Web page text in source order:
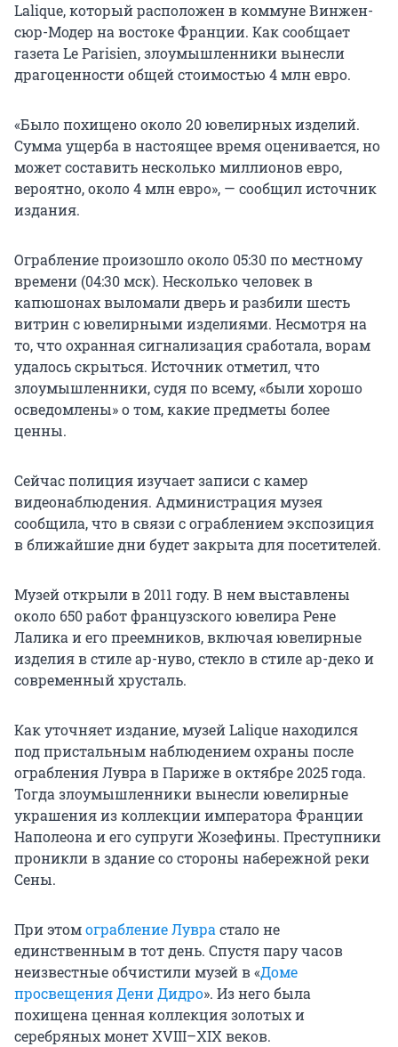
Lalique, который расположен в коммуне Винжен-
сюр-Модер на востоке Франции. Как сообщает
газета Le Parisien, злоумышленники вынесли
драгоценности общей стоимостью 4 млн евро.
«Было похищено около 20 ювелирных изделий.
Сумма ущерба в настоящее время оценивается, но
может составить несколько миллионов евро,
вероятно, около 4 млн евро», — сообщил источник
издания.
Ограбление произошло около 05:30 по местному
времени (04:30 мск). Несколько человек в
капюшонах выломали дверь и разбили шесть
витрин с ювелирными изделиями. Несмотря на
то, что охранная сигнализация сработала, ворам
удалось скрыться. Источник отметил, что
злоумышленники, судя по всему, «были хорошо
осведомлены» о том, какие предметы более
ценны.
Сейчас полиция изучает записи с камер
видеонаблюдения. Администрация музея
сообщила, что в связи с ограблением экспозиция
в ближайшие дни будет закрыта для посетителей.
Музей открыли в 2011 году. В нем выставлены
около 650 работ французского ювелира Рене
Лалика и его преемников, включая ювелирные
изделия в стиле ар-нуво, стекло в стиле ар-деко и
современный хрусталь.
Как уточняет издание, музей Lalique находился
под пристальным наблюдением охраны после
ограбления Лувра в Париже в октябре 2025 года.
Тогда злоумышленники вынесли ювелирные
украшения из коллекции императора Франции
Наполеона и его супруги Жозефины. Преступники
проникли в здание со стороны набережной реки
Сены.
При этомограбление Лувра стало не
единственным в тот день. Спустя пару часов
неизвестные обчистили музей в «Доме
просвещения Дени Дидро». Из него была
похищена ценная коллекция золотых и
серебряных монет XVIII–XIX веков.